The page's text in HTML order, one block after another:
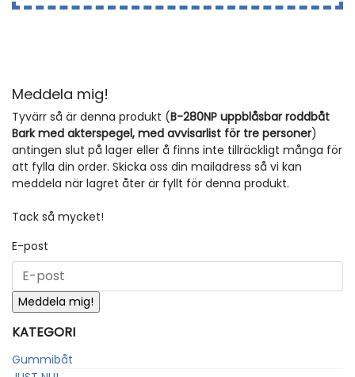
Meddela mig!
Tyvärr så är denna produkt (B-280NP uppblåsbar roddbåt
Bark med akterspegel, med avvisarlist för tre personer)
antingen slut på lager eller å finns inte tillräckligt många för
att fylla din order. Skicka oss din mailadress så vi kan
meddela när lagret åter är fyllt för denna produkt.
Tack så mycket!
E-post
KATEGORI
Gummibåt